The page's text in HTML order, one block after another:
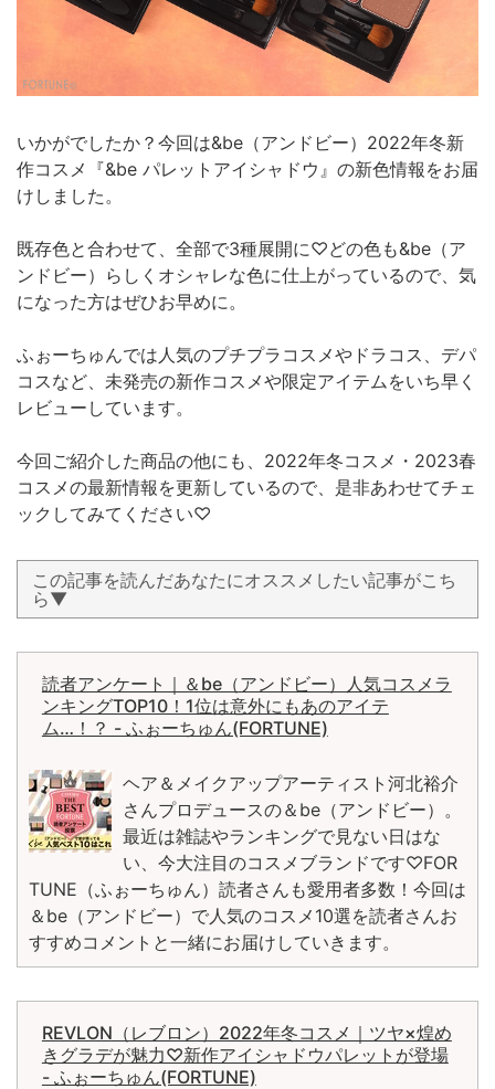
いかがでしたか？今回は&be（アンドビー）2022年冬新
作コスメ『&be パレットアイシャドウ』の新色情報をお届
けしました。
既存色と合わせて、全部で3種展開に♡どの色も&be（ア
ンドビー）らしくオシャレな色に仕上がっているので、気
になった方はぜひお早めに。
ふぉーちゅんでは人気のプチプラコスメやドラコス、デパ
コスなど、未発売の新作コスメや限定アイテムをいち早く
レビューしています。
今回ご紹介した商品の他にも、2022年冬コスメ・2023春
コスメの最新情報を更新しているので、是非あわせてチェ
ックしてみてください♡
この記事を読んだあなたにオススメしたい記事がこち
ら▼
読者アンケート｜＆be（アンドビー）人気コスメラ
ンキングTOP10！1位は意外にもあのアイテ
ム…！？ - ふぉーちゅん(FORTUNE)
ヘア＆メイクアップアーティスト河北裕介
さんプロデュースの＆be（アンドビー）。
最近は雑誌やランキングで見ない日はな
い、今大注目のコスメブランドです♡FOR
TUNE（ふぉーちゅん）読者さんも愛用者多数！今回は
＆be（アンドビー）で人気のコスメ10選を読者さんお
すすめコメントと一緒にお届けしていきます。
REVLON（レブロン）2022年冬コスメ｜ツヤ×煌め
きグラデが魅力♡新作アイシャドウパレットが登場
- ふぉーちゅん(FORTUNE)